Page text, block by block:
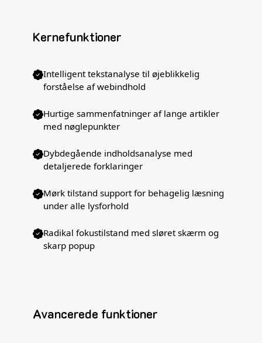
Kernefunktioner
Intelligent tekstanalyse til øjeblikkelig
forståelse af webindhold
Hurtige sammenfatninger af lange artikler
med nøglepunkter
Dybdegående indholdsanalyse med
detaljerede forklaringer
Mørk tilstand support for behagelig læsning
under alle lysforhold
Radikal fokustilstand med sløret skærm og
skarp popup
Avancerede funktioner